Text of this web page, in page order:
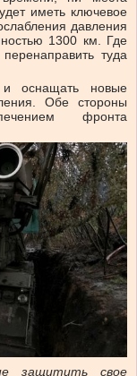
иметь ключевое
давления
1300 км. Где
туда
оснащать новые
Обе стороны
фронта
защитить свое